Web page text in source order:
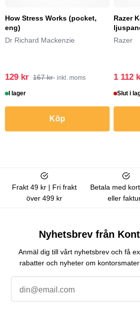
How Stress Works (pocket,
eng)
Dr Richard Mackenzie
129 kr 167 kr inkl. moms
I lager
Köp
Razer
Razer
1 112
Slut i
Frakt 49 kr | Fri frakt
över 499 kr
Betala med
eller
Nyhetsbrev från
Anmäl dig till vårt nyhetsbrev och få
rabatter och nyheter om